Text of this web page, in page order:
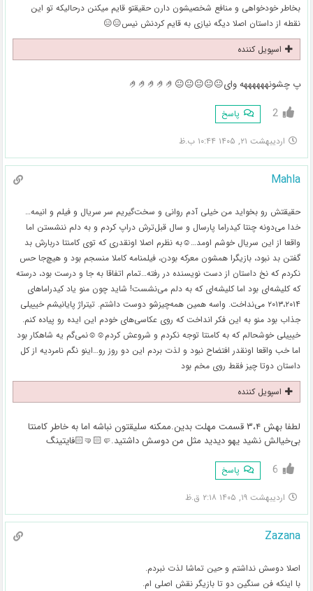
بخاطر خودخواهی و منافع شخصیشون دارن حقیقتو قایم میکنن درحالیکه تو این
نقطه از داستان اصلا دیگه نیازی به قایم کردنش نیس😑😑
اسپویل کننده
پ چشونههههههه وای😐😐😐😐😐🤌🤌🤌🤌🤌
2 پاسخ
اردیبهشت ۲۱, ۱۴۰۵ ۱۰:۴۴ ب.ظ
Mahla
حقیقتش رو بخواید من خیلی آدم روانی و سخت‌گیریم سر سریال و فیلم و انیمه…
خدا می‌دونه چنتا کیدراما پارسال و سال قبل‌ترش دراپ کردم و به دلم ننشستن اما
واقعا از این سریال خوشم اومد…☺به نظرم اصلا اونقدری که توی کامنتا دربارش بد
گفتن بد نبود، بازیگرا همشون معرکه بودن، فیلمنامه کاملا منسجم بود و هیچ‌جا حس
نکردم که نخ داستان از دست نویسنده در رفته…تمام اتفاقا به جا و درست بود، درسته
که کلیشه‌ای بود اما کلیشه‌ای که به دلم می‌نشست! شاید چون منو یاد کیدراماهای
۲۰۱۳،۲۰۱۴ می‌نداخت. واسه همین همه‌چیزشو دوست داشتم. تیتراژ پایانیشم خیییلی
جذاب بود منو به این فکر انداخت که روی عکاسی‌های خودم این ایده رو پیاده کنم.
خیییلی خوشحالم که به کامنتا توجه نکردم و شروعش کردم☺☺نمی‌گم یه شاهکار بود
اما خب واقعا اونقدر افتضاح نبود و لذت بردم این دو روز رو…اینو نگم نامردیه از کل
داستان دوتا چیز فقط روی مخم بود
اسپویل کننده
لطفا بهش ۳،۴ قسمت مهلت بدین.ممکنه سلیقتون نباشه اما به خاطر کامنتا
بی‌خیالش نشید یهو دیدید مثل من دوسش داشتید.🤛🏻🤜🏻فایتینگ
6 پاسخ
اردیبهشت ۱۹, ۱۴۰۵ ۲:۱۸ ق.ظ
Zazana
اصلا دوسش نداشتم و حین تماشا لذت نبردم.
با اینکه فن سنگین دو تا بازیگر نقش اصلی ام.